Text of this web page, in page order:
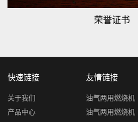
荣誉证书
快速链接
关于我们
产品中心
友情链接
油气两用燃烧机
油气两用燃烧机